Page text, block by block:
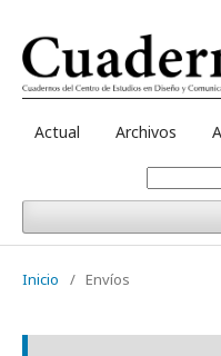
Actual Archivos
Inicio / Envíos